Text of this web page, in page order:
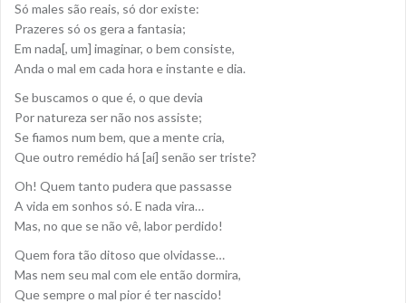
Só males são reais, só dor existe:
Prazeres só os gera a fantasia;
Em nada[, um] imaginar, o bem consiste,
Anda o mal em cada hora e instante e dia.
Se buscamos o que é, o que devia
Por natureza ser não nos assiste;
Se fiamos num bem, que a mente cria,
Que outro remédio há [aí] senão ser triste?
Oh! Quem tanto pudera que passasse
A vida em sonhos só. E nada vira…
Mas, no que se não vê, labor perdido!
Quem fora tão ditoso que olvidasse…
Mas nem seu mal com ele então dormira,
Que sempre o mal pior é ter nascido!